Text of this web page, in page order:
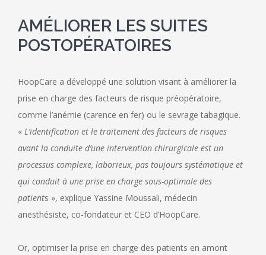
AMÉLIORER LES SUITES
POSTOPÉRATOIRES
HoopCare a développé une solution visant à améliorer la
prise en charge des facteurs de risque préopératoire,
comme l’anémie (carence en fer) ou le sevrage tabagique.
« L’identification et le traitement des facteurs de risques
avant la conduite d’une intervention chirurgicale est un
processus complexe, laborieux, pas toujours systématique et
qui conduit à une prise en charge sous-optimale des
patients », explique Yassine Moussali, médecin
anesthésiste, co-fondateur et CEO d’HoopCare.
Or, optimiser la prise en charge des patients en amont